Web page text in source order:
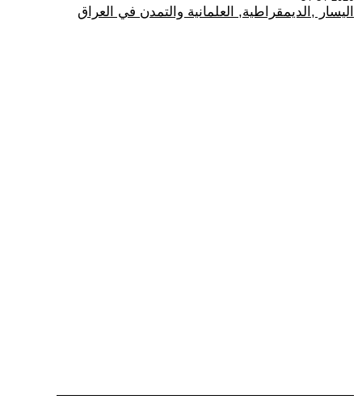
اليسار ,الديمقراطية, العلمانية والتمدن في العراق